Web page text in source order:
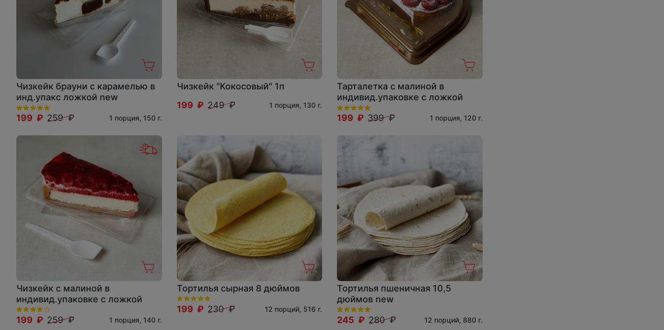
Чизкейк брауни с карамелью в
инд.упакс ложкой new
199 ₽ 259 ₽ 1 порция, 150 г.
Чизкейк "Кокосовый" 1п
199 ₽ 249 ₽ 1 порция, 130 г.
Тарталетка с малиной в
индивид.упаковке с ложкой
199 ₽ 399 ₽ 1 порция, 120 г.
Чизкейк с малиной в
индивид.упаковке с ложкой
199 ₽ 259 ₽ 1 порция, 140 г.
Тортилья сырная 8 дюймов
199 ₽ 230 ₽ 12 порций, 516 г.
Тортилья пшеничная 10,5
дюймов new
245 ₽ 280 ₽ 12 порций, 880 г.